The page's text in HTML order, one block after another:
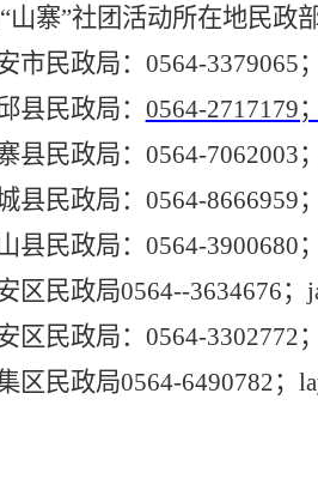
山寨”社团活动所在地民政
市民政局： 0564-3379065；
县民政局： 0564-2717179
县民政局：0564-7062003；
县民政局：0564-8666959；
县民政局：0564-3900680
区民政局0564--3634676；
区民政局：0564-3302772
区民政局0564-6490782；